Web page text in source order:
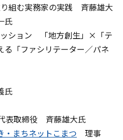
組む実務家の実践 斉藤雄大
氏
ション 「地方創生」×「テ
る「ファシリテーター／パネ
氏
表取締役 斉藤雄大氏
・まちネットこまつ 理事